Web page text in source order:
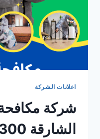
اعلانات الشركة
شركة
الشارقة 0501949300